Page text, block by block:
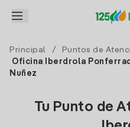
Principal / Puntos de
Oficina Iberdrola
Nuñez
Tu Punto de